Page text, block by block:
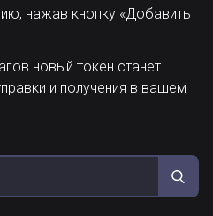
нажав кнопку «Добавить
новый токен станет
и получения в вашем